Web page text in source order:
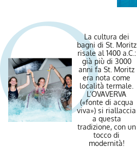
La cultura dei
bagni di St. Moritz
risale al 1400 a.C.:
già più di 3000
anni fa St. Moritz
era nota come
località termale.
L’OVAVERVA
(«fonte di acqua
viva») si riallaccia
a questa
tradizione, con un
tocco di
modernità!